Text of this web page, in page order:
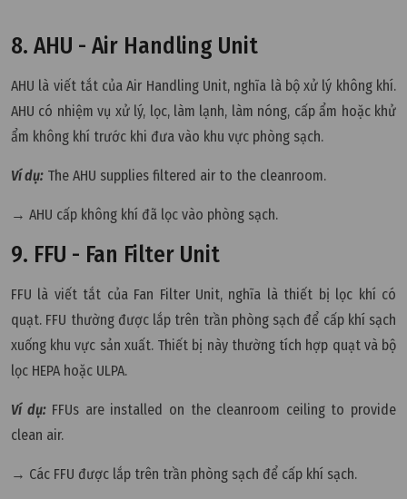
8. AHU - Air Handling Unit
AHU là viết tắt của Air Handling Unit, nghĩa là bộ xử lý không khí.
AHU có nhiệm vụ xử lý, lọc, làm lạnh, làm nóng, cấp ẩm hoặc khử
ẩm không khí trước khi đưa vào khu vực phòng sạch.
Ví dụ: The AHU supplies filtered air to the cleanroom.
→ AHU cấp không khí đã lọc vào phòng sạch.
9. FFU - Fan Filter Unit
FFU là viết tắt của Fan Filter Unit, nghĩa là thiết bị lọc khí có
quạt. FFU thường được lắp trên trần phòng sạch để cấp khí sạch
xuống khu vực sản xuất. Thiết bị này thường tích hợp quạt và bộ
lọc HEPA hoặc ULPA.
Ví dụ:FFUs are installed on the cleanroom ceiling to provide
clean air.
→ Các FFU được lắp trên trần phòng sạch để cấp khí sạch.